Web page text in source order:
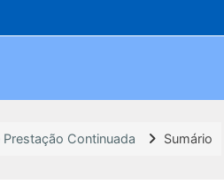
Continuada Sumário